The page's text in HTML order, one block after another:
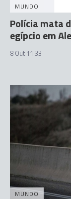
MUNDO
Polícia mata
egípcio em
8 Out 11:33
MUNDO